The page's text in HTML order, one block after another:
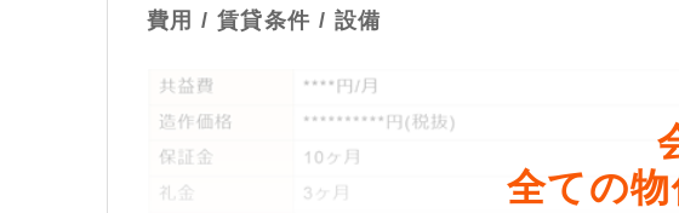
費用 / 賃貸条件 / 設備
全ての物